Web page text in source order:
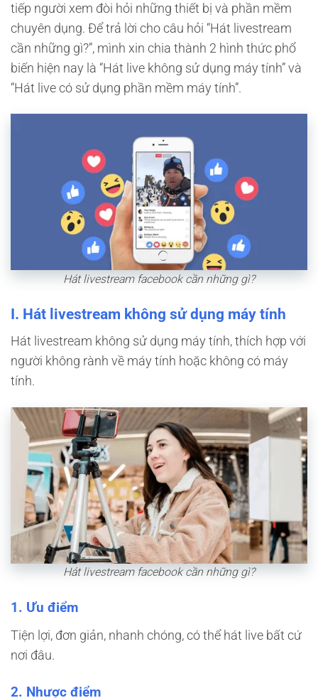
tiếp người xem đòi hỏi những thiết bị và phần mềm
chuyên dụng. Để trả lời cho câu hỏi “Hát livestream
cần những gì?”, mình xin chia thành 2 hình thức phổ
biến hiện nay là “Hát live không sử dụng máy tính” và
“Hát live có sử dụng phần mềm máy tính”.
Hát livestream facebook cần những gì?
I. Hát livestream không sử dụng máy tính
Hát livestream không sử dụng máy tính, thích hợp với
người không rành về máy tính hoặc không có máy
tính.
Hát livestream facebook cần những gì?
1. Ưu điểm
Tiện lợi, đơn giản, nhanh chóng, có thể hát live bất cứ
nơi đâu.
2. Nhược điểm